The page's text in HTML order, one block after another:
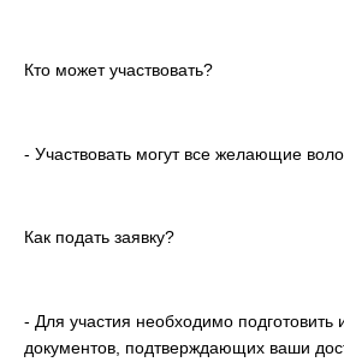
Кто может участвовать?
- Участвовать могут все желающие
Как подать заявку?
- Для участия необходимо подготовить
документов, подтверждающих ваши